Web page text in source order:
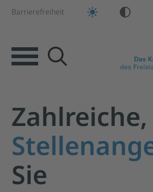
Springe zur Hauptnavigation
Springe zum Hauptinhalt
Springe zum Footer
Barrierefreiheit
Sie